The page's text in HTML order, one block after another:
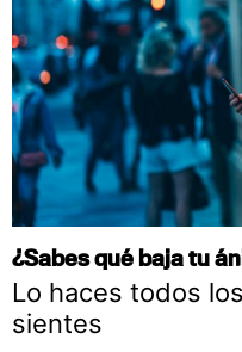
¿Sabes qué baja tu
Lo haces todos
sientes